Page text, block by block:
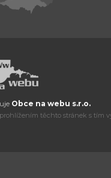
Obce na webu s.r.o.
těchto stránek s tím